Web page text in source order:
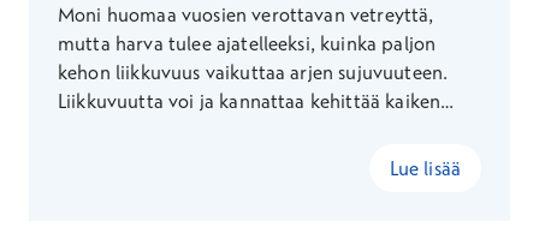
Moni huomaa vuosien verottavan vetreyttä,
mutta harva tulee ajatelleeksi, kuinka paljon
kehon liikkuvuus vaikuttaa arjen sujuvuuteen.
Liikkuvuutta voi ja kannattaa kehittää kaiken
miten otat liikkuvuusharjoitukset helposti osaksi
Lue lisää